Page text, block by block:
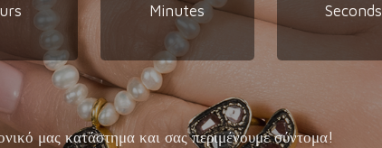
Minutes Seconds
μας κατάστημα και σας περιμένουμε σύντομα!